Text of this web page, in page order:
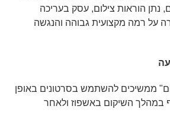
נתן הוראות צילום, עסק בעריכה
על רמה מקצועית גבוהה והנגשה
ממשיכים להשתמש בסרטונים באופן
במהלך השיקום באשפוז ולאחר